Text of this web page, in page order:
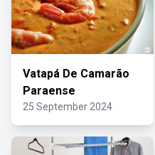
Vatapá De Camarão
Paraense
25 September 2024